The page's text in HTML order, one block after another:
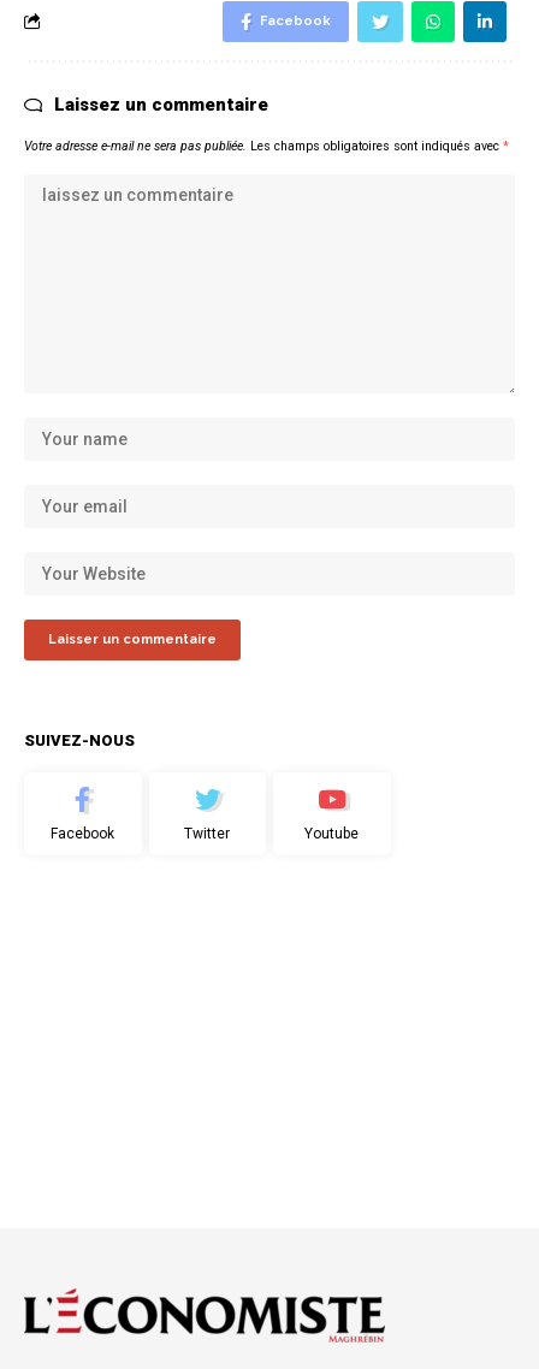
Facebook
Laissez un commentaire
Votre adresse e-mail ne sera pas publiée. Les champs obligatoires sont indiqués avec *
SUIVEZ-NOUS
Facebook Twitter Youtube